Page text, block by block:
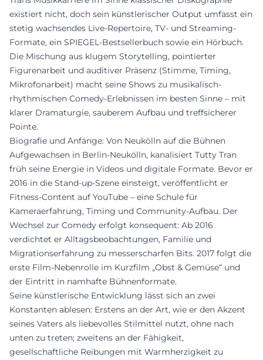
existiert nicht, doch sein künstlerischer Output umfasst ein
stetig wachsendes Live-Repertoire, TV- und Streaming-
Formate, ein SPIEGEL-Bestsellerbuch sowie ein Hörbuch.
Die Mischung aus klugem Storytelling, pointierter
Figurenarbeit und auditiver Präsenz (Stimme, Timing,
Mikrofonarbeit) macht seine Shows zu musikalisch-
rhythmischen Comedy-Erlebnissen im besten Sinne – mit
klarer Dramaturgie, sauberem Aufbau und treffsicherer
Pointe.
Biografie und Anfänge: Von Neukölln auf die Bühnen
Aufgewachsen in Berlin-Neukölln, kanalisiert Tutty Tran
früh seine Energie in Videos und digitale Formate. Bevor er
2016 in die Stand-up-Szene einsteigt, veröffentlicht er
Fitness-Content auf YouTube – eine Schule für
Kameraerfahrung, Timing und Community-Aufbau. Der
Wechsel zur Comedy erfolgt konsequent: Ab 2016
verdichtet er Alltagsbeobachtungen, Familie und
Migrationserfahrung zu messerscharfen Bits. 2017 folgt die
erste Film-Nebenrolle im Kurzfilm „Obst & Gemüse“ und
der Eintritt in namhafte Bühnenformate.
Seine künstlerische Entwicklung lässt sich an zwei
Konstanten ablesen: Erstens an der Art, wie er den Akzent
seines Vaters als liebevolles Stilmittel nutzt, ohne nach
unten zu treten; zweitens an der Fähigkeit,
gesellschaftliche Reibungen mit Warmherzigkeit zu